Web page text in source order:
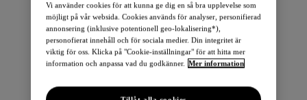
Vi använder cookies för att kunna ge dig en så bra upplevelse som
möjligt på vår websida. Cookies används för analyser, personifierad
annonsering (inklusive potentionell geo-lokalisering*),
personofierat innehåll och för sociala medier. Din integritet är
viktig för oss. Klicka på "Cookie-inställningar" för att hitta mer
information och anpassa vad du godkänner. Mer information